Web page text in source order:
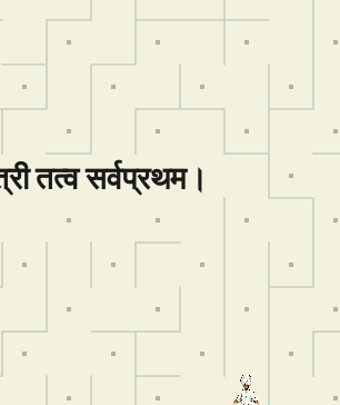
तत्व सर्वप्रथम।